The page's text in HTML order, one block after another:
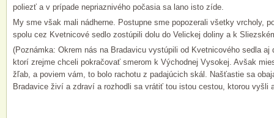
poliezť a v prípade nepriaznivého počasia sa lano isto zíde.
My sme však mali nádherne. Postupne sme popozerali všetky vrcholy,
spolu cez Kvetnicové sedlo zostúpili dolu do Velickej doliny a k
(Poznámka: Okrem nás na Bradavicu vystúpili od Kvetnicového sedla
ktorí zrejme chceli pokračovať smerom k Východnej Vysokej. Avšak
žľab, a poviem vám, to bolo rachotu z padajúcich skál. Našťastie sa
Bradavice živí a zdraví a rozhodli sa vrátiť tou istou cestou, ktorou vyšli